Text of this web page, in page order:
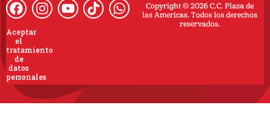
Copyright © 2026 C.C. Plaza de
las Americas. Todos los derechos
reservados.
Aceptar
el
tratamiento
de
datos
personales